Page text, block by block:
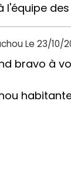
l'équipe
Le 23/10/
bravo à